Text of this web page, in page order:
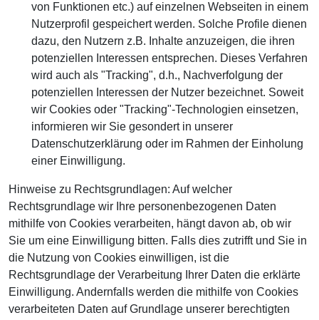
von Funktionen etc.) auf einzelnen Webseiten in einem
Nutzerprofil gespeichert werden. Solche Profile dienen
dazu, den Nutzern z.B. Inhalte anzuzeigen, die ihren
potenziellen Interessen entsprechen. Dieses Verfahren
wird auch als "Tracking", d.h., Nachverfolgung der
potenziellen Interessen der Nutzer bezeichnet. Soweit
wir Cookies oder "Tracking"-Technologien einsetzen,
informieren wir Sie gesondert in unserer
Datenschutzerklärung oder im Rahmen der Einholung
einer Einwilligung.
Hinweise zu Rechtsgrundlagen: Auf welcher
Rechtsgrundlage wir Ihre personenbezogenen Daten
mithilfe von Cookies verarbeiten, hängt davon ab, ob wir
Sie um eine Einwilligung bitten. Falls dies zutrifft und Sie in
die Nutzung von Cookies einwilligen, ist die
Rechtsgrundlage der Verarbeitung Ihrer Daten die erklärte
Einwilligung. Andernfalls werden die mithilfe von Cookies
verarbeiteten Daten auf Grundlage unserer berechtigten